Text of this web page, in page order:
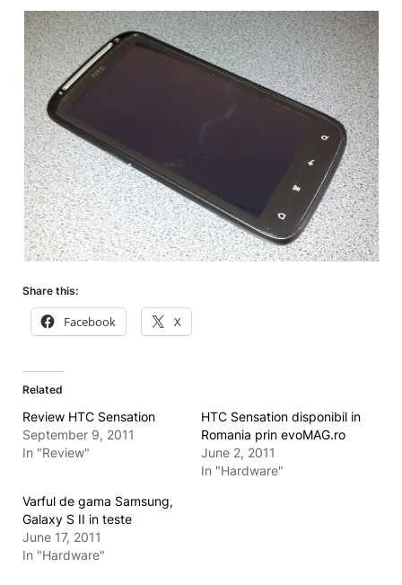
Share this:
Facebook X
Related
Review HTC Sensation
September 9, 2011
In "Review"
HTC Sensation disponibil in
Romania prin evoMAG.ro
June 2, 2011
In "Hardware"
Varful de gama Samsung,
Galaxy S II in teste
June 17, 2011
In "Hardware"